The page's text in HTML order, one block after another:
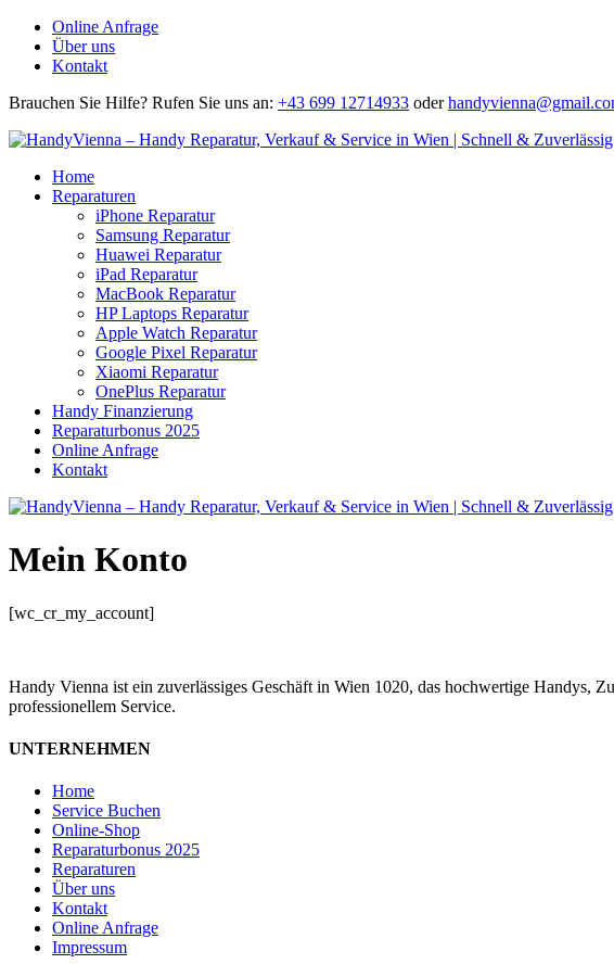
Online Anfrage
Über uns
Kontakt
Brauchen Sie Hilfe? Rufen Sie uns an: +43 699 12714933 oder
Home
Reparaturen
iPhone Reparatur
Samsung Reparatur
Huawei Reparatur
iPad Reparatur
MacBook Reparatur
HP Laptops Reparatur
Apple Watch Reparatur
Google Pixel Reparatur
Xiaomi Reparatur
OnePlus Reparatur
Handy Finanzierung
Reparaturbonus 2025
Online Anfrage
Kontakt
Mein Konto
[wc_cr_my_account]
Handy Vienna ist ein zuverlässiges Geschäft in Wien 1020, das hochwertige Handys,
professionellem Service.
UNTERNEHMEN
Home
Service Buchen
Online-Shop
Reparaturbonus 2025
Reparaturen
Über uns
Kontakt
Online Anfrage
Impressum